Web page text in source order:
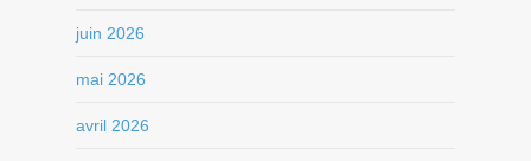
juin 2026
mai 2026
avril 2026